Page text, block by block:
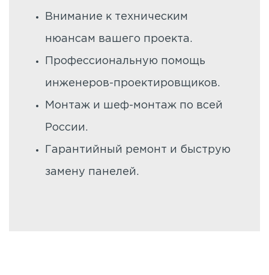
Внимание к техническим
нюансам вашего проекта.
Профессиональную помощь
инженеров-проектировщиков.
Монтаж и шеф-монтаж по всей
России.
Гарантийный ремонт и быструю
замену панелей.